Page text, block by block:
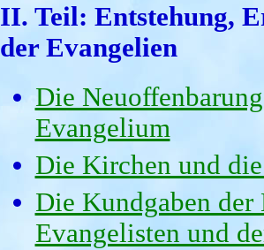
II. Teil: Entstehung,
der Evangelien
Die
Evangelium
Die Kirchen und
Die Kundgaben der
Evangelisten und